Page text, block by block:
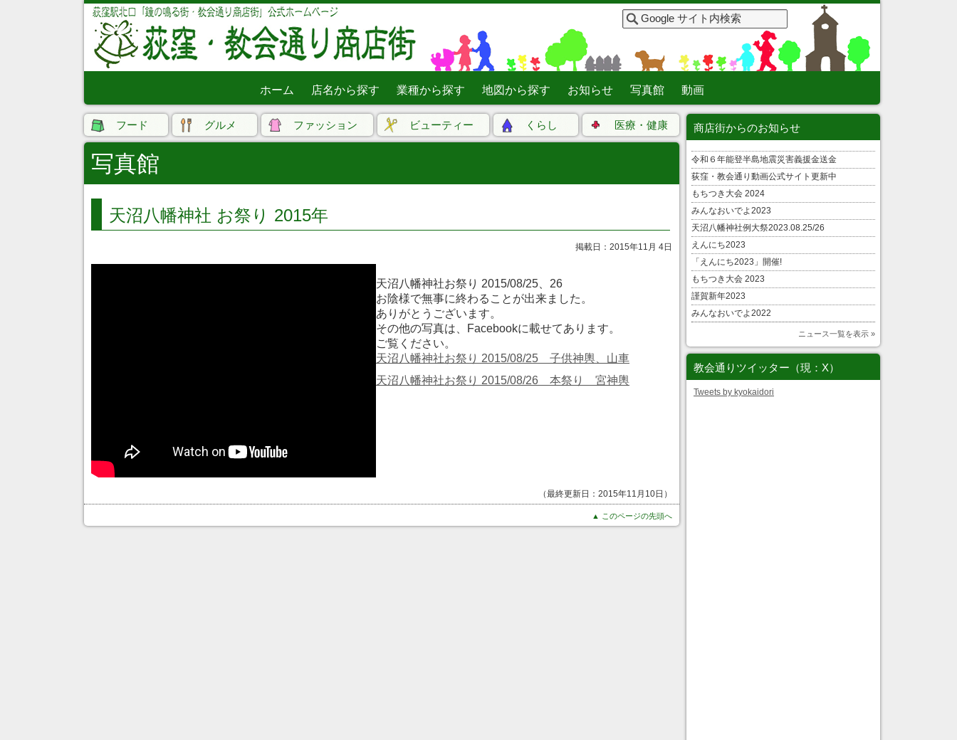
ホーム 店名から探す 業種から探す 地図から探す お知らせ 写真館 動画
フード グルメ ファッション ビューティー くらし 医療・健康
写真館
天沼八幡神社 お祭り 2015年
掲載日：2015年11月 4日
天沼八幡神社お祭り 2015/08/25、26
お陰様で無事に終わることが出来ました。
ありがとうございます。
その他の写真は、Facebookに載せてあります。
ご覧ください。
天沼八幡神社お祭り 2015/08/25 子供神輿、山車
天沼八幡神社お祭り 2015/08/26 本祭り 宮神輿
（最終更新日：2015年11月10日）
▲ このページの先頭へ
商店街からのお知らせ
令和６年能登半島地震災害義援金送金
荻窪・教会通り動画公式サイト更新中
もちつき大会 2024
みんなおいでよ2023
天沼八幡神社例大祭2023.08.25/26
えんにち2023
「えんにち2023」開催!
もちつき大会 2023
謹賀新年2023
みんなおいでよ2022
ニュース一覧を表示 »
教会通りツイッター（現：X）
Tweets by kyokaidori